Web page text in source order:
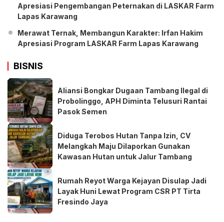
Apresiasi Pengembangan Peternakan di LASKAR Farm
Lapas Karawang
Merawat Ternak, Membangun Karakter: Irfan Hakim
Apresiasi Program LASKAR Farm Lapas Karawang
BISNIS
Aliansi Bongkar Dugaan Tambang Ilegal di
Probolinggo, APH Diminta Telusuri Rantai
Pasok Semen
Diduga Terobos Hutan Tanpa Izin, CV
Melangkah Maju Dilaporkan Gunakan
Kawasan Hutan untuk Jalur Tambang
Rumah Reyot Warga Kejayan Disulap Jadi
Layak Huni Lewat Program CSR PT Tirta
Fresindo Jaya